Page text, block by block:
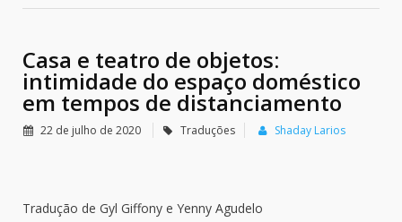
Casa e teatro de objetos:
intimidade do espaço doméstico
em tempos de distanciamento
22 de julho de 2020 Traduções Shaday Larios
Tradução de Gyl Giffony e Yenny Agudelo